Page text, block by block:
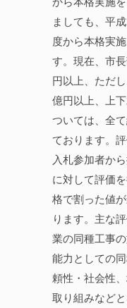
ましても、平
度から本格実
す。現在、市
円以上、ただ
億円以上、上
ついては、全
ております。
入札参加者か
に対して評価
格で割った値
ります。主な
業の同種工事
能力としての
頼性・社会性
取り組みなど